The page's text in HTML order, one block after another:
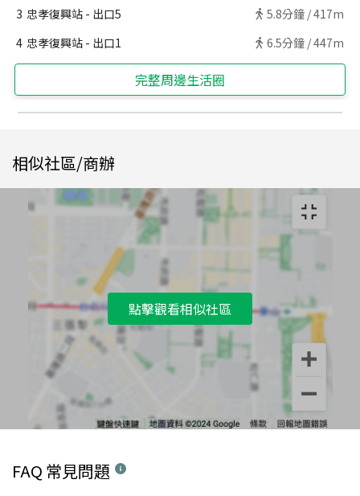
3 忠孝復興站 - 出口5 5.8分鐘 /417m
4 忠孝復興站 - 出口1 6.5分鐘 /447m
完整周邊生活圈
相似社區/商辦
點擊觀看相似社區
FAQ 常見問題